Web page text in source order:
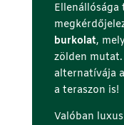
Ellenállósága
burkolat,
zölden
alternatívája
a teraszon is!
Valóban